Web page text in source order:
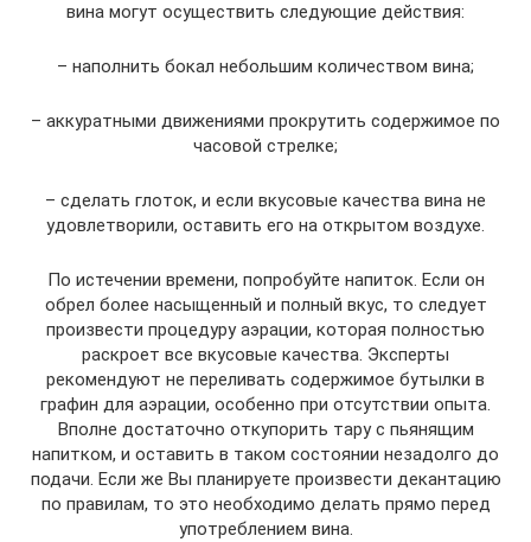
вина могут осуществить следующие действия:
– наполнить бокал небольшим количеством вина;
– аккуратными движениями прокрутить содержимое по
часовой стрелке;
– сделать глоток, и если вкусовые качества вина не
удовлетворили, оставить его на открытом воздухе.
По истечении времени, попробуйте напиток. Если он
обрел более насыщенный и полный вкус, то следует
произвести процедуру аэрации, которая полностью
раскроет все вкусовые качества. Эксперты
рекомендуют не переливать содержимое бутылки в
графин для аэрации, особенно при отсутствии опыта.
Вполне достаточно откупорить тару с пьянящим
напитком, и оставить в таком состоянии незадолго до
подачи. Если же Вы планируете произвести декантацию
по правилам, то это необходимо делать прямо перед
употреблением вина.